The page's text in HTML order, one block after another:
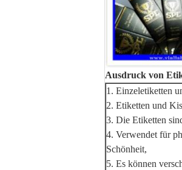
Ausdruck von
1. Einzeletiketten
2. Etiketten und
3. Die Etiketten
4. Verwendet für
Schönheit,
5. Es können